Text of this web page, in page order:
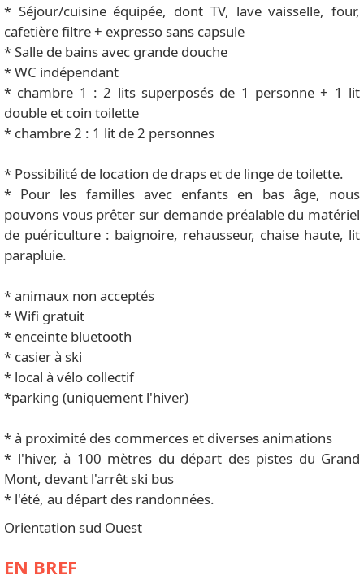
* Séjour/cuisine équipée, dont TV, lave vaisselle, four,
cafetière filtre + expresso sans capsule
* Salle de bains avec grande douche
* WC indépendant
* chambre 1 : 2 lits superposés de 1 personne + 1 lit
double et coin toilette
* chambre 2 : 1 lit de 2 personnes
* Possibilité de location de draps et de linge de toilette.
* Pour les familles avec enfants en bas âge, nous
pouvons vous prêter sur demande préalable du matériel
de puériculture : baignoire, rehausseur, chaise haute, lit
parapluie.
* animaux non acceptés
* Wifi gratuit
* enceinte bluetooth
* casier à ski
* local à vélo collectif
*parking (uniquement l'hiver)
* à proximité des commerces et diverses animations
* l'hiver, à 100 mètres du départ des pistes du Grand
Mont, devant l'arrêt ski bus
* l'été, au départ des randonnées.
Orientation sud Ouest
EN BREF